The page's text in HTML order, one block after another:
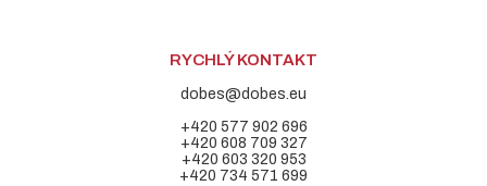
RYCHLÝ KONTAKT
dobes@dobes.eu
+420 577 902 696
+420 608 709 327
+420 603 320 953
+420 734 571 699